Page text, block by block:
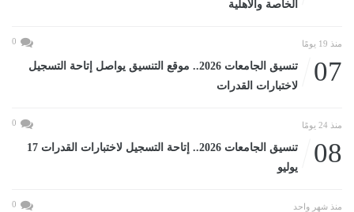
الخاصة والأهلية
منذ 19 يومًا 0
07
تنسيق الجامعات 2026.. موقع التنسيق يواصل إتاحة التسجيل
لاختبارات القدرات
منذ 24 يومًا 0
08
تنسيق الجامعات 2026.. إتاحة التسجيل لاختبارات القدرات 17
يوليو
منذ شهر واحد 0